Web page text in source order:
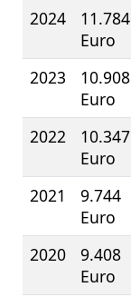
2024
11.784
Euro
2023
10.908
Euro
2022
10.347
Euro
2021
9.744
Euro
2020
9.408
Euro